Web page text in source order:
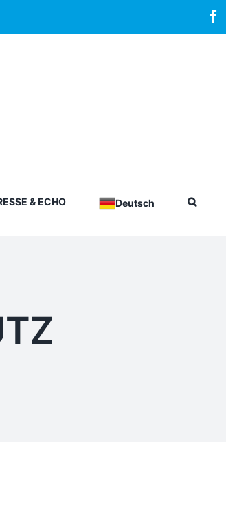
& ECHO Deutsch